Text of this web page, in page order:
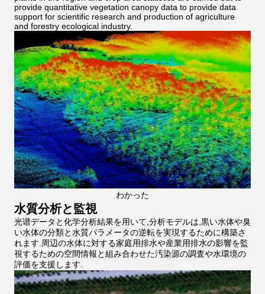
provide quantitative vegetation canopy data to provide data
support for scientific research and production of agriculture
and forestry ecological industry.
わかった
水質分析と監視
光谱データと化学分析結果を用いて,分析モデルは,黒い水体や臭
い水体の分類と水質パラメータの逆転を実現するために構築さ
れます.周辺の水体に対する家庭用排水や産業用排水の影響を監
視するための空間情報と組み合わせた汚染源の調査や水環境の
評価を支援します.